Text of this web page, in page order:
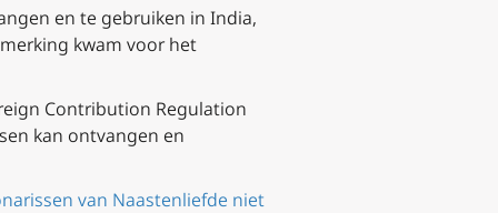
en te gebruiken in India,
kwam voor het
Contribution Regulation
kan ontvangen en
van Naastenliefde niet